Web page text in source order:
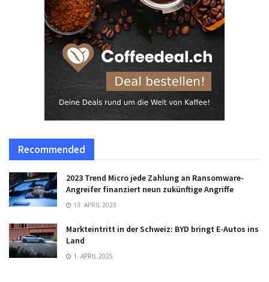
Recommended
2023 Trend Micro jede Zahlung an Ransomware-
Angreifer finanziert neun zukünftige Angriffe
13. APRIL 2023
Markteintritt in der Schweiz: BYD bringt E-Autos ins
Land
1. APRIL 2025